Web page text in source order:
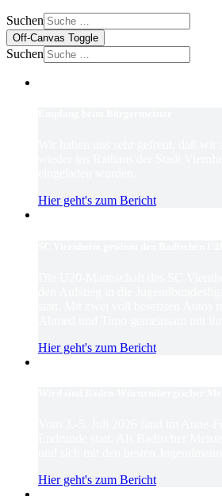
Suchen
Off-Canvas Toggle
Suchen
Hier geht's zum Bericht
Hier geht's zum Bericht
Hier geht's zum Bericht